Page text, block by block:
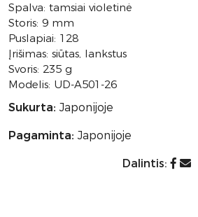
Spalva: tamsiai violetinė
Storis: 9 mm
Puslapiai: 128
Įrišimas: siūtas, lankstus
Svoris: 235 g
Modelis: UD-A501-26
Sukurta: Japonijoje
Pagaminta: Japonijoje
Dalintis: